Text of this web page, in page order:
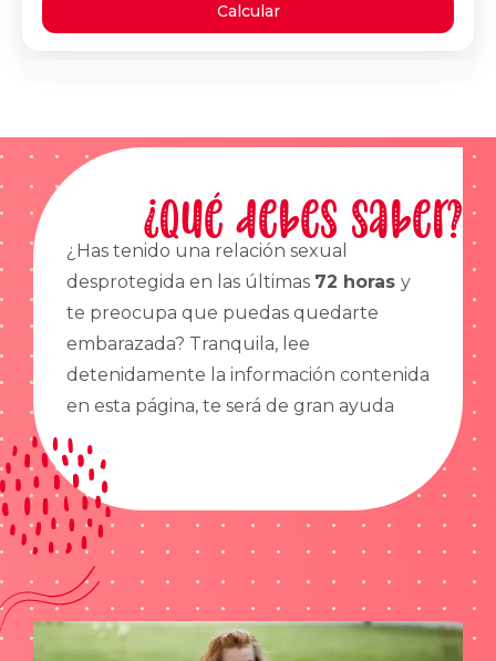
Calcular
¿Qué debes saber?
¿Has tenido una relación sexual
desprotegida en las últimas 72 horas y
te preocupa que puedas quedarte
embarazada? Tranquila, lee
detenidamente la información contenida
en esta página, te será de gran ayuda